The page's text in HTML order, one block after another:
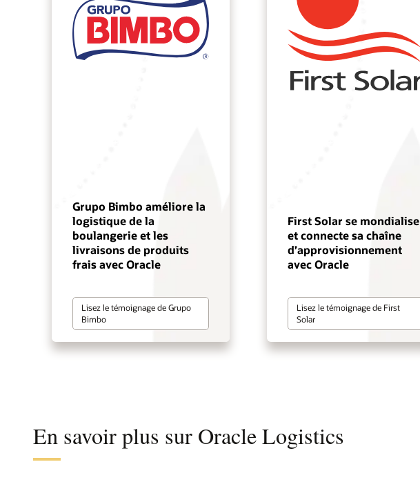
Grupo Bimbo améliore la
logistique de la
boulangerie et les
livraisons de produits
frais avec Oracle
Lisez le témoignage de Grupo
Bimbo
First Solar se mondialise
et connecte sa chaîne
d’approvisionnement
avec Oracle
Lisez le témoignage de First
Solar
En savoir plus sur Oracle Logistics